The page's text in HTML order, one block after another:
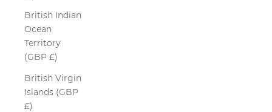
British Indian
Ocean
Territory
(GBP £)
British Virgin
Islands (GBP
£)